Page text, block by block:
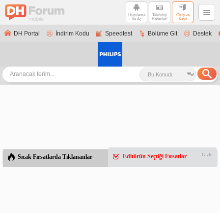
Uygulama
ile Aç
Teknoloji
Haberleri
Giriş ve
Kayıt
DH Portal İndirim Kodu Speedtest Bölüme Git Destek
Sıcak Fırsatlarda Tıklananlar Editörün Seçtiği Fırsatlar Gizle